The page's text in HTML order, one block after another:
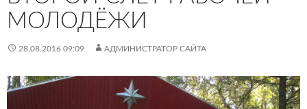
МОЛОДЁЖИ
28.08.2016 09:09 АДМИНИСТРАТОР САЙТА